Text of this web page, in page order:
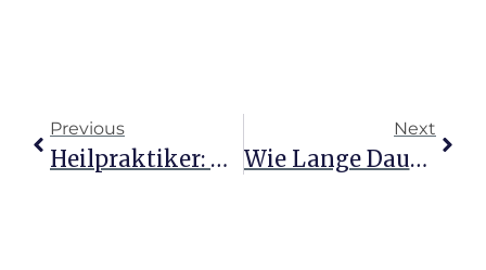
Previous
Heilpraktiker: Natürliche Heilung Und Ganzheitliches Wohlbefinden
Next
Wie Lange Dauert Die Ausbildung Zum Heilpraktiker PT?